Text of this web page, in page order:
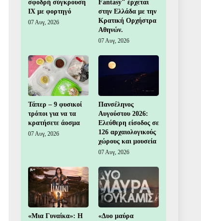
σφοδρή σύγκρουση
ΙΧ με φορτηγό
07 Αυγ, 2026
Fantasy" έρχεται
στην Ελλάδα με την
Κρατική Ορχήστρα
Αθηνών.
07 Αυγ, 2026
Τάπερ – 9 φυσικοί
τρόποι για να τα
κρατήσετε άοσμα
07 Αυγ, 2026
Πανσέληνος
Αυγούστου 2026:
Ελεύθερη είσοδος σε
126 αρχαιολογικούς
χώρους και μουσεία
07 Αυγ, 2026
«Μια Γυναίκα»: Η
«Δυο μαύρα